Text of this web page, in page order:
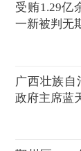
受贿1.29亿
一新被判无
广西壮族自
政府主席蓝